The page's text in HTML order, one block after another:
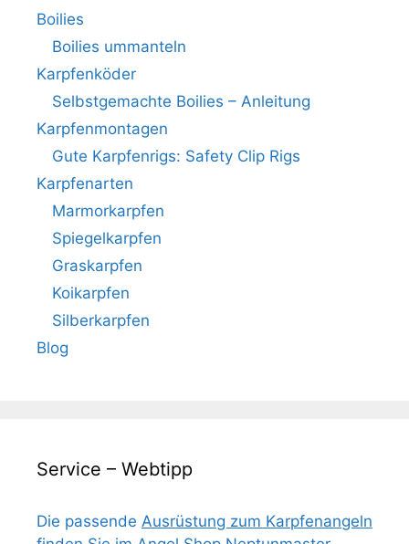
Boilies
Boilies ummanteln
Karpfenköder
Selbstgemachte Boilies – Anleitung
Karpfenmontagen
Gute Karpfenrigs: Safety Clip Rigs
Karpfenarten
Marmorkarpfen
Spiegelkarpfen
Graskarpfen
Koikarpfen
Silberkarpfen
Blog
Service – Webtipp
Die passende Ausrüstung zum Karpfenangeln